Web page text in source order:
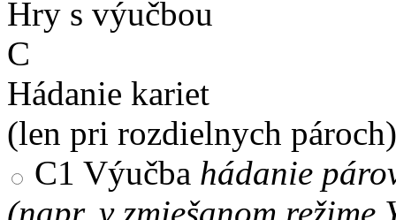
Hry s výučbou
C
Hádanie kariet
(len pri rozdielnych pároch)
C1 Výučba hádanie
(napr. v zmiešanom režime